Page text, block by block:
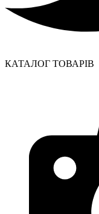
КАТАЛОГ ТОВАРІВ